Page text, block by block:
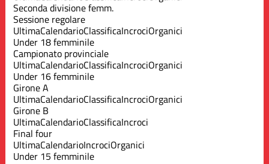
Seconda divisione femm.
Sessione regolare
UltimaCalendarioClassificaIncrociOrganici
Under 18 femminile
Campionato provinciale
UltimaCalendarioClassificaIncrociOrganici
Under 16 femminile
Girone A
UltimaCalendarioClassificaIncrociOrganici
Girone B
UltimaCalendarioClassificaIncroci
Final four
UltimaCalendarioIncrociOrganici
Under 15 femminile